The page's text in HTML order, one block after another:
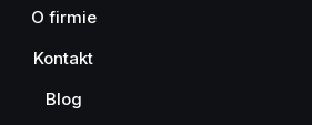
O firmie
Kontakt
Blog